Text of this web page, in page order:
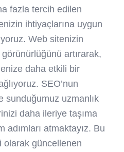
fazla tercih edilen
ihtiyaçlarına uygun
Web sitenizin
artırarak,
daha etkili bir
SEO’nun
sunduğumuz uzmanlık
daha ileriye taşıma
adımları atmaktayız. Bu
olarak güncellenen